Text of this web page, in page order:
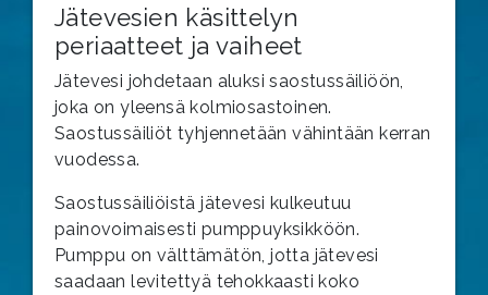
Jätevesien käsittelyn
periaatteet ja vaiheet
Jätevesi johdetaan aluksi saostussäiliöön,
joka on yleensä kolmiosastoinen.
Saostussäiliöt tyhjennetään vähintään kerran
vuodessa.
Saostussäiliöistä jätevesi kulkeutuu
painovoimaisesti pumppuyksikköön.
Pumppu on välttämätön, jotta jätevesi
saadaan levitettyä tehokkaasti koko